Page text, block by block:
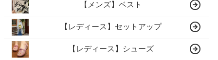
【メンズ】ベスト
【レディース】セットアップ
【レディース】シューズ